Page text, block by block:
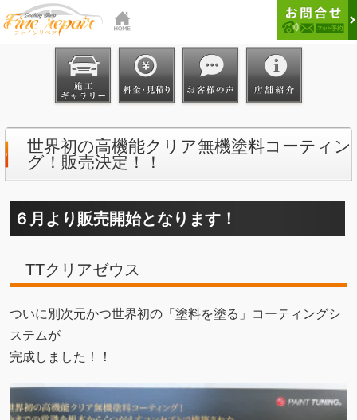
世界初の高機能クリア無機塗料コーティン
グ！販売決定！！
６月より販売開始となります！
TTクリアゼウス
ついに別次元かつ世界初の「塗料を塗る」コーティングシ
ステムが
完成しました！！